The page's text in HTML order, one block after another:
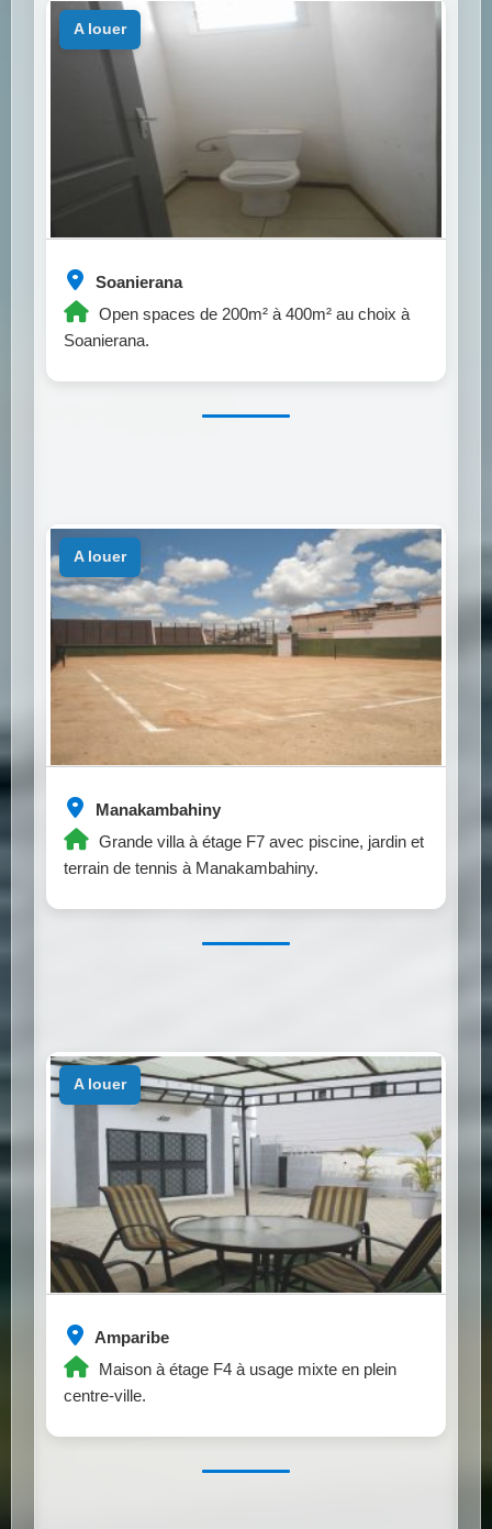
Soanierana
Open spaces de 200m² à 400m² au choix à
Soanierana.
a louer
Manakambahiny
Grande villa à étage F7 avec piscine, jardin et
terrain de tennis à Manakambahiny.
a louer
Amparibe
Maison à étage F4 à usage mixte en plein
centre-ville.
a louer